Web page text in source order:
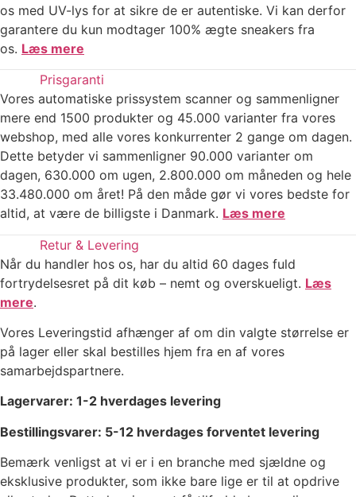
os med UV-lys for at sikre de er autentiske. Vi kan derfor
garantere du kun modtager 100% ægte sneakers fra
os. Læs mere
Prisgaranti
Vores automatiske prissystem scanner og sammenligner
mere end 1500 produkter og 45.000 varianter fra vores
webshop, med alle vores konkurrenter 2 gange om dagen.
Dette betyder vi sammenligner 90.000 varianter om
dagen, 630.000 om ugen, 2.800.000 om måneden og hele
33.480.000 om året! På den måde gør vi vores bedste for
altid, at være de billigste i Danmark. Læs mere
Retur & Levering
Når du handler hos os, har du altid 60 dages fuld
fortrydelsesret på dit køb – nemt og overskueligt. Læs
mere.
Vores Leveringstid afhænger af om din valgte størrelse er
på lager eller skal bestilles hjem fra en af vores
samarbejdspartnere.
Lagervarer: 1-2 hverdages levering
Bestillingsvarer: 5-12 hverdages forventet levering
Bemærk venligst at vi er i en branche med sjældne og
eksklusive produkter, som ikke bare lige er til at opdrive